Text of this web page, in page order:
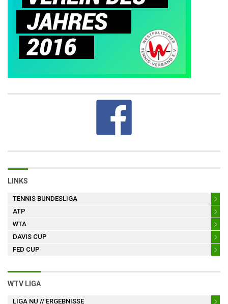
LINKS
TENNIS BUNDESLIGA
ATP
WTA
DAVIS CUP
FED CUP
WTV LIGA
LIGA NU // ERGEBNISSE